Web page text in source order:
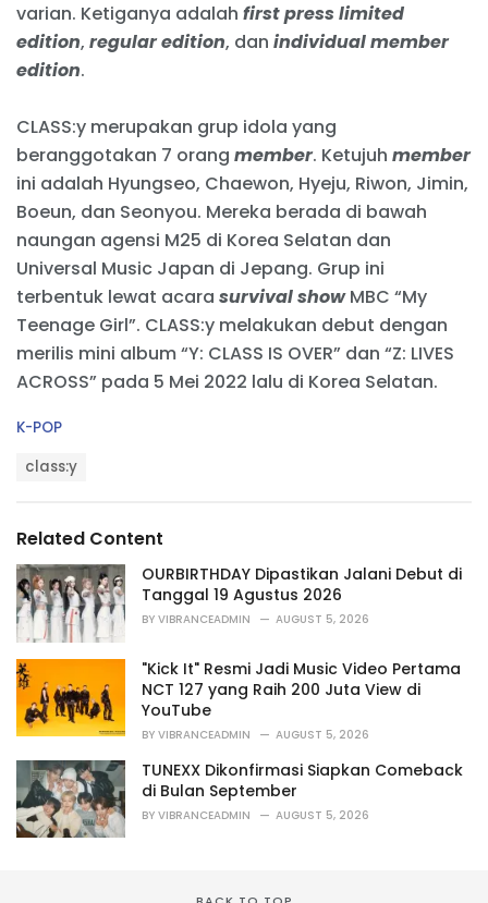
varian. Ketiganya adalah first press limited
edition, regular edition, dan individual member
edition.
CLASS:y merupakan grup idola yang
beranggotakan 7 orang member. Ketujuh member
ini adalah Hyungseo, Chaewon, Hyeju, Riwon, Jimin,
Boeun, dan Seonyou. Mereka berada di bawah
naungan agensi M25 di Korea Selatan dan
Universal Music Japan di Jepang. Grup ini
terbentuk lewat acara survival showMBC “My
Teenage Girl”. CLASS:y melakukan debut dengan
merilis mini album “Y: CLASS IS OVER” dan “Z: LIVES
ACROSS” pada 5 Mei 2022 lalu di Korea Selatan.
C
r
i
e
s
:
K-POP
:
class:y
Related Content
OURBIRTHDAY Dipastikan Jalani Debut di
Tanggal 19 Agustus 2026
BY VIBRANCEADMIN AUGUST 5, 2026
"Kick It" Resmi Jadi Music Video Pertama
NCT 127 yang Raih 200 Juta View di
YouTube
BY VIBRANCEADMIN AUGUST 5, 2026
TUNEXX Dikonfirmasi Siapkan Comeback
di Bulan September
BY VIBRANCEADMIN AUGUST 5, 2026